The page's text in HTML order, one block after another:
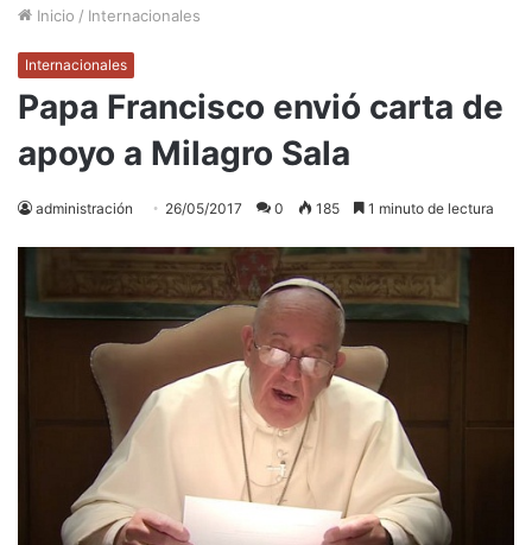
Inicio / Internacionales
Internacionales
Papa Francisco envió carta de
apoyo a Milagro Sala
administración 26/05/2017 0 185 1 minuto de lectura